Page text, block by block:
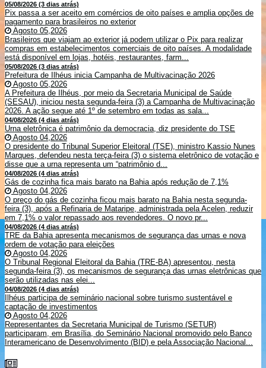
05/08/2026 (3 dias atrás)
Pix passa a ser aceito em comércios de oito países e amplia opções de
pagamento para brasileiros no exterior
Agosto 05,2026
Brasileiros que viajam ao exterior já podem utilizar o Pix para realizar
compras em estabelecimentos comerciais de oito países. A modalidade
está disponível em lojas, hotéis, restaurantes, farm...
05/08/2026 (3 dias atrás)
Prefeitura de Ilhéus inicia Campanha de Multivacinação 2026
Agosto 05,2026
A Prefeitura de Ilhéus, por meio da Secretaria Municipal de Saúde
(SESAU), iniciou nesta segunda-feira (3) a Campanha de Multivacinação
2026. A ação segue até 1º de setembro em todas as sala...
04/08/2026 (4 dias atrás)
Urna eletrônica é patrimônio da democracia, diz presidente do TSE
Agosto 04,2026
O presidente do Tribunal Superior Eleitoral (TSE), ministro Kassio Nunes
Marques, defendeu nesta terça-feira (3) o sistema eletrônico de votação e
disse que a urna representa um “patrimônio d...
04/08/2026 (4 dias atrás)
Gás de cozinha fica mais barato na Bahia após redução de 7,1%
Agosto 04,2026
O preço do gás de cozinha ficou mais barato na Bahia nesta segunda-
feira (3), após a Refinaria de Mataripe, administrada pela Acelen, reduzir
em 7,1% o valor repassado aos revendedores. O novo pr...
04/08/2026 (4 dias atrás)
TRE da Bahia apresenta mecanismos de segurança das urnas e nova
ordem de votação para eleições
Agosto 04,2026
O Tribunal Regional Eleitoral da Bahia (TRE-BA) apresentou, nesta
segunda-feira (3), os mecanismos de segurança das urnas eletrônicas que
serão utilizadas nas elei...
04/08/2026 (4 dias atrás)
Ilhéus participa de seminário nacional sobre turismo sustentável e
captação de investimentos
Agosto 04,2026
Representantes da Secretaria Municipal de Turismo (SETUR)
participaram, em Brasília, do Seminário Nacional promovido pelo Banco
Interamericano de Desenvolvimento (BID) e pela Associação Nacional...